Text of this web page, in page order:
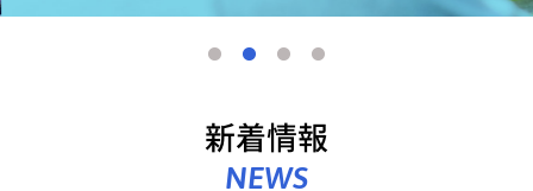
新着情報
NEWS